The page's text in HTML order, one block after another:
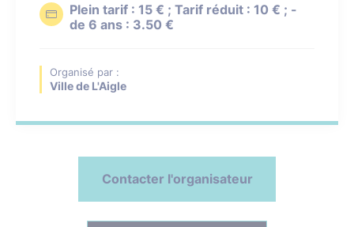
Plein tarif : 15 € ; Tarif réduit : 10 € ; -
de 6 ans : 3.50 €
Organisé par :
Ville de L'Aigle
Contacter l'organisateur